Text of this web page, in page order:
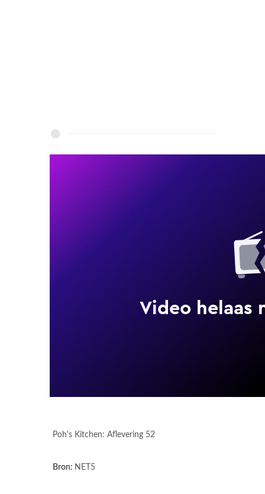
Poh's Kitchen: Aflevering 52
Bron: NET5